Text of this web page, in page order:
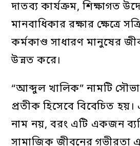
দাতব্য কার্যক্রম, শিক্ষাগত
মানবাধিকার রক্ষার ক্ষেত্রে
কর্মকাণ্ড সাধারণ মানুষের
উন্নত করে।
“আব্দুল খালিক” নামটি
প্রতীক হিসেবে বিবেচিত
নাম নয়, বরং এটি একজন
সামাজিক জীবনের গভীরতা